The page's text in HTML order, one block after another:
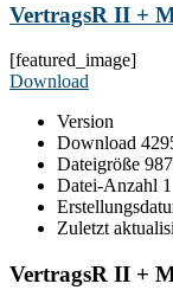
VertragsR II +
[featured_image]
Download
Version
Download
Dateigröße
Datei-Anzahl 1
Zuletzt
VertragsR II +